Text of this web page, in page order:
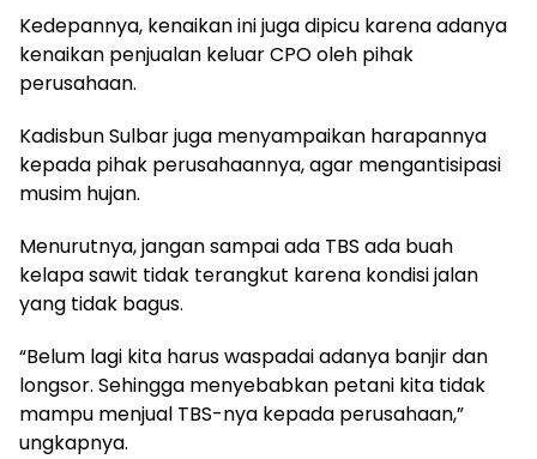
Kedepannya, kenaikan ini juga dipicu karena adanya
kenaikan penjualan keluar CPO oleh pihak
perusahaan.
Kadisbun Sulbar juga menyampaikan harapannya
kepada pihak perusahaannya, agar mengantisipasi
musim hujan.
Menurutnya, jangan sampai ada TBS ada buah
kelapa sawit tidak terangkut karena kondisi jalan
yang tidak bagus.
“Belum lagi kita harus waspadai adanya banjir dan
longsor. Sehingga menyebabkan petani kita tidak
mampu menjual TBS-nya kepada perusahaan,”
ungkapnya.